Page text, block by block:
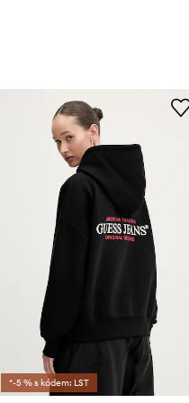
*-5 % s kódem: LST